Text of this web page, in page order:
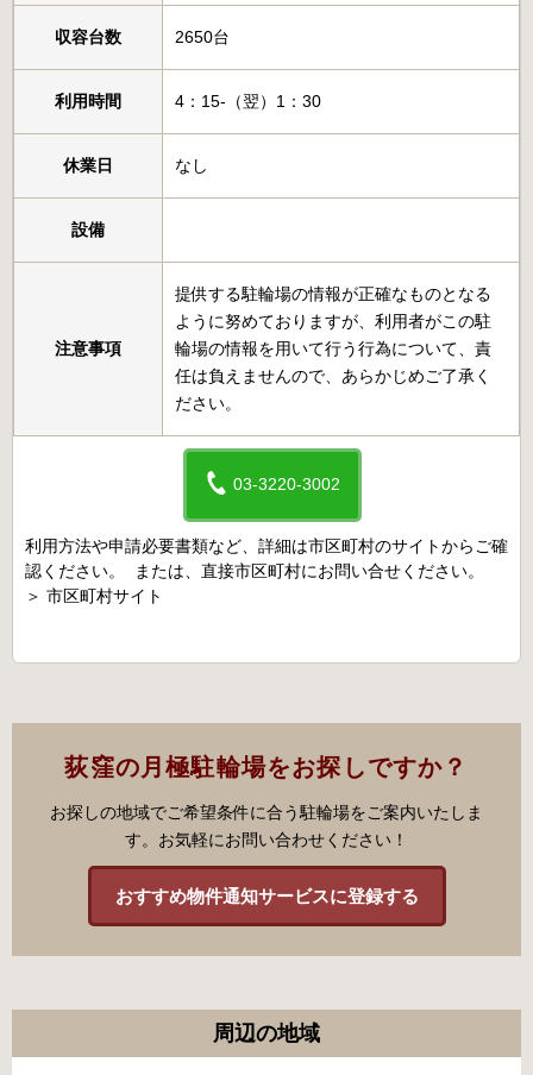
収容台数 2650台
利用時間 4：15-（翌）1：30
休業日 なし
設備
注意事項
提供する駐輪場の情報が正確なものとなる
ように努めておりますが、利用者がこの駐
輪場の情報を用いて行う行為について、責
任は負えませんので、あらかじめご了承く
ださい。
03-3220-3002
利用方法や申請必要書類など、詳細は市区町村のサイトからご確
認ください。 または、直接市区町村にお問い合せください。
＞ 市区町村サイト
荻窪の月極駐輪場をお探しですか？
お探しの地域でご希望条件に合う駐輪場をご案内いたしま
す。お気軽にお問い合わせください！
おすすめ物件通知サービスに登録する
周辺の地域